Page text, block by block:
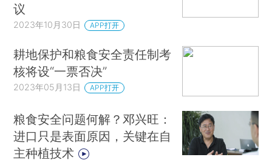
议
2023年10月30日 APP打开
耕地保护和粮食安全责任制考
核将设“一票否决”
2023年05月13日 APP打开
粮食安全问题何解？邓兴旺：
进口只是表面原因，关键在自
主种植技术